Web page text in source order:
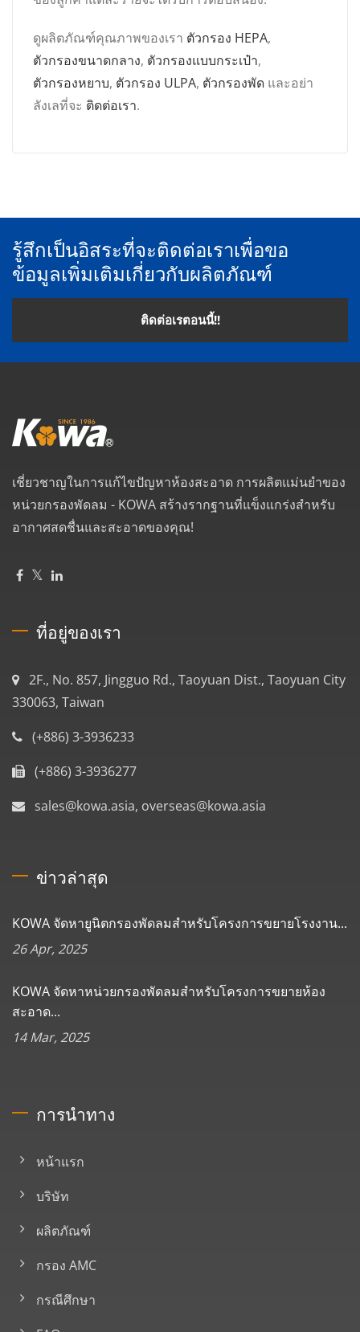
ดูผลิตภัณฑ์คุณภาพของเรา ตัวกรอง HEPA,
ตัวกรองขนาดกลาง, ตัวกรองแบบกระเป๋า,
ตัวกรองหยาบ, ตัวกรอง ULPA, ตัวกรองพัด และอย่า
ลังเลที่จะ ติดต่อเรา.
รู้สึกเป็นอิสระที่จะติดต่อเราเพื่อขอ
ข้อมูลเพิ่มเติมเกี่ยวกับผลิตภัณฑ์
ติดต่อเรตอนนี้!!
เชี่ยวชาญในการแก้ไขปัญหาห้องสะอาด การผลิตแม่นยำของ
หน่วยกรองพัดลม - KOWA สร้างรากฐานที่แข็งแกร่งสำหรับ
อากาศสดชื่นและสะอาดของคุณ!
ที่อยู่ของเรา
2F., No. 857, Jingguo Rd., Taoyuan Dist., Taoyuan City
330063, Taiwan
(+886) 3-3936233
(+886) 3-3936277
sales@kowa.asia, overseas@kowa.asia
ข่าวล่าสุด
KOWA จัดหายูนิตกรองพัดลมสำหรับโครงการขยายโรงงาน...
26 Apr, 2025
KOWA จัดหาหน่วยกรองพัดลมสำหรับโครงการขยายห้อง
สะอาด...
14 Mar, 2025
การนำทาง
หน้าแรก
บริษัท
ผลิตภัณฑ์
กรอง AMC
กรณีศึกษา